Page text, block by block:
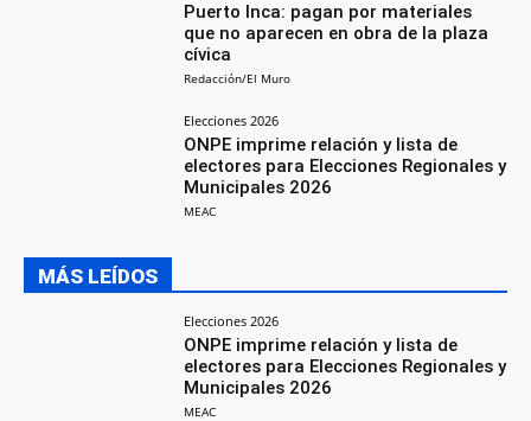
Puerto Inca: pagan por materiales
que no aparecen en obra de la plaza
cívica
Redacción/El Muro
Elecciones 2026
ONPE imprime relación y lista de
electores para Elecciones Regionales y
Municipales 2026
MEAC
MÁS LEÍDOS
Elecciones 2026
ONPE imprime relación y lista de
electores para Elecciones Regionales y
Municipales 2026
MEAC